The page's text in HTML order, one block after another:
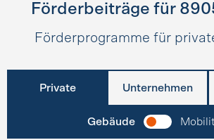
Förderbeiträge für
Förderprogramme für
Private Unternehmen
Gebäude